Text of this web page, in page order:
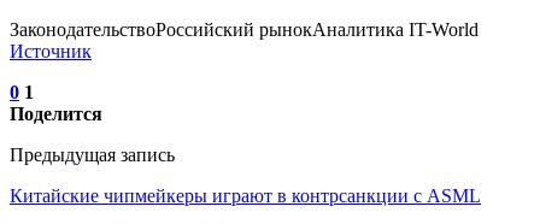
ЗаконодательствоРоссийский рынокАналитика IT-World
Источник
0 1
Поделится
Предыдущая запись
Китайские чипмейкеры играют в контрсанкции с ASML